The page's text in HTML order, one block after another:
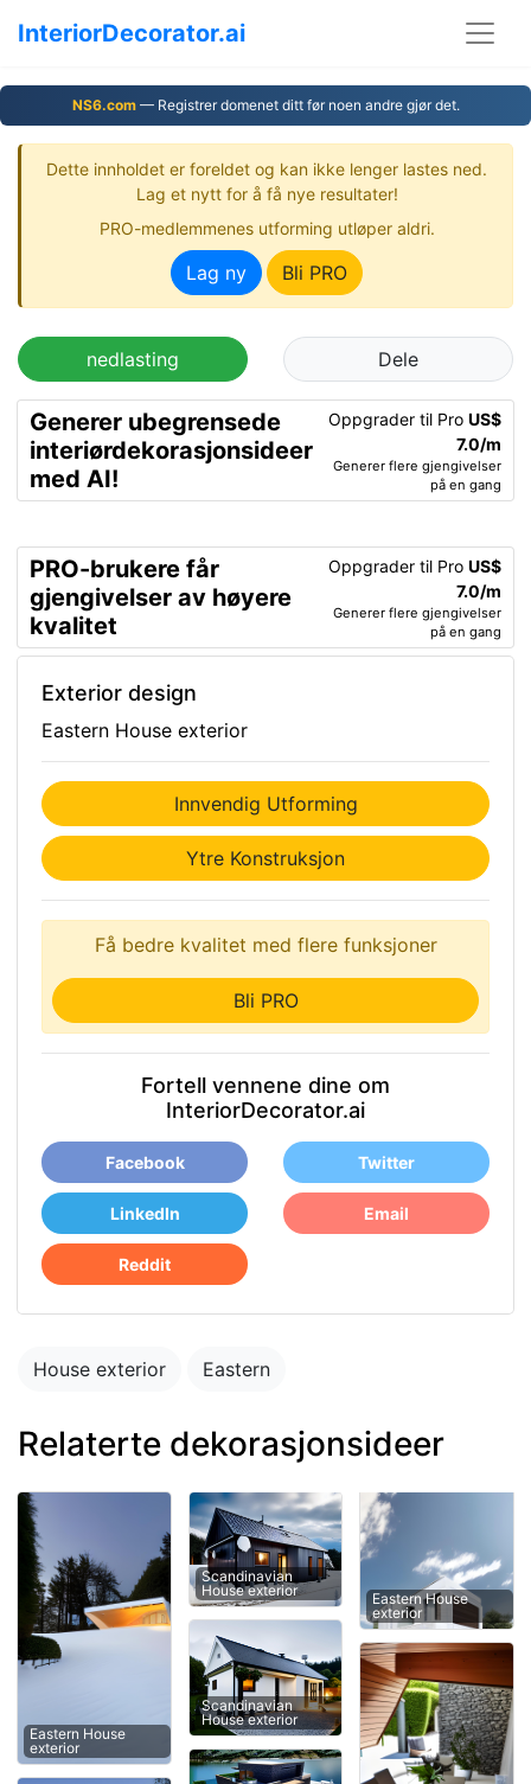
InteriorDecorator.ai
NS6.com— Registrer domenet ditt før noen andre gjør det.
Dette innholdet er foreldet og kan ikke lenger lastes ned.
Lag et nytt for å få nye resultater!
PRO-medlemmenes utforming utløper aldri.
Lag ny Bli PRO
nedlasting Dele
Generer ubegrensede
interiørdekorasjonsideer
med AI!
Oppgrader til Pro US$
7.0/m
Generer flere gjengivelser
på en gang
PRO-brukere får
gjengivelser av høyere
kvalitet
Oppgrader til Pro US$
7.0/m
Generer flere gjengivelser
på en gang
Exterior design
Eastern House exterior
Innvendig Utforming
Ytre Konstruksjon
Få bedre kvalitet med flere funksjoner
Bli PRO
Fortell vennene dine om
InteriorDecorator.ai
Facebook Twitter
LinkedIn Email
Reddit
House exterior Eastern
Relaterte dekorasjonsideer
Eastern House
exterior
Scandinavian
House exterior
Scandinavian
House exterior
Eastern House
exterior